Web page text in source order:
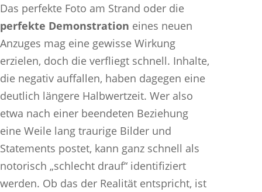
Das perfekte Foto am Strand oder die
perfekte Demonstration eines neuen
Anzuges mag eine gewisse Wirkung
erzielen, doch die verfliegt schnell. Inhalte,
die negativ auffallen, haben dagegen eine
deutlich längere Halbwertzeit. Wer also
etwa nach einer beendeten Beziehung
eine Weile lang traurige Bilder und
Statements postet, kann ganz schnell als
notorisch „schlecht drauf“ identifiziert
werden. Ob das der Realität entspricht, ist